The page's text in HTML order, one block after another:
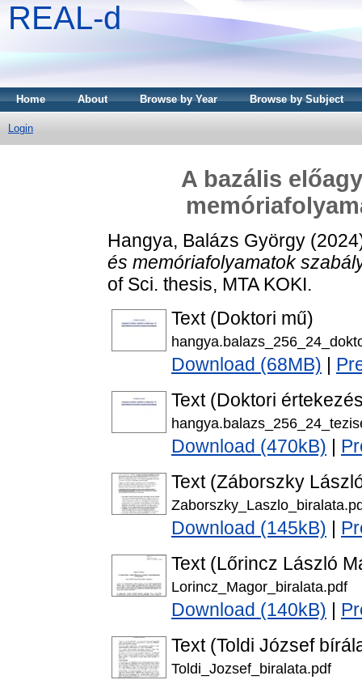
REAL-d
Home About Browse by Year Browse by Subject
Login
A bazális
Hangya, Balázs György
és memóriafolyamatok
of Sci. thesis, MTA KOKI.
Text (Doktori mű)
Download (68MB)
Text (Doktori
Download (470kB)
Text (Záborszky
Download (145kB)
Text (Lőrincz László
Lorincz_Magor_biralata.pdf
Download (140kB)
Text (Toldi József
Toldi_Jozsef_biralata.pdf